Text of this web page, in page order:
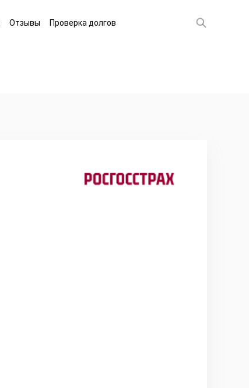
Отзывы Проверка долгов